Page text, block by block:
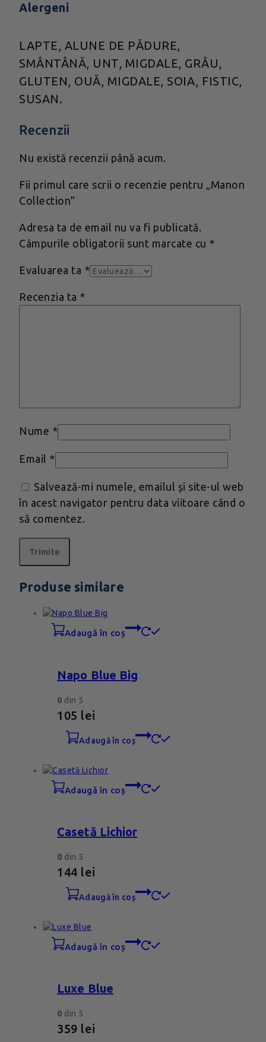
Alergeni
LAPTE, ALUNE DE PĂDURE,
SMÂNTÂNĂ, UNT, MIGDALE, GRÂU,
GLUTEN, OUĂ, MIGDALE, SOIA, FISTIC,
SUSAN.
Recenzii
Nu există recenzii până acum.
Fii primul care scrii o recenzie pentru „Manon
Collection”
Adresa ta de email nu va fi publicată.
Câmpurile obligatorii sunt marcate cu *
Evaluarea ta *
Recenzia ta *
Nume *
Email *
Salvează-mi numele, emailul și site-ul web
în acest navigator pentru data viitoare când o
să comentez.
Produse similare
adaugă în coș
Napo Blue Big
0 din 5
105 lei
adaugă în coș
adaugă în coș
Casetă Lichior
0 din 5
144 lei
adaugă în coș
adaugă în coș
Luxe Blue
0 din 5
359 lei